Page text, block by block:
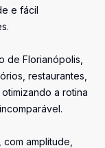
e fácil
de Florianópolis,
restaurantes,
a rotina
amplitude,